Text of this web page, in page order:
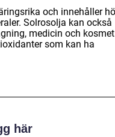
och innehåller
Solrosolja kan också
medicin och
som kan ha
här